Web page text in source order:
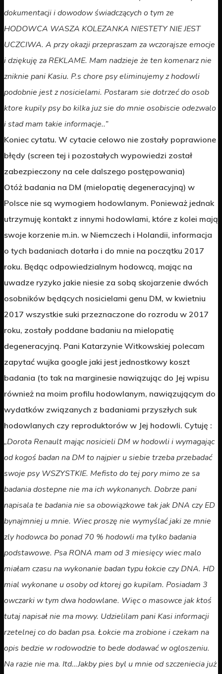
dokumentacji i dowodow świadczących o tym ze
HODOWCA WASZA KOLEZANKA NIESTETY NIE JEST
UCZCIWA. A przy okazji przepraszam za wczorajsze emocje
i dziękuję za REKLAME. Mam nadzieje że ten komenarz nie
zniknie pani Kasiu. P.s chore psy eliminujemy z hodowli
podobnie jest z nosicielami. Postaram sie dotrzeć do osob
ktore kupily psy bo kilka juz sie do mnie osobiscie odezwalo
i stad mam takie informacje..”
Koniec cytatu. W cytacie celowo nie zostały poprawione
błędy (screen tej i pozostałych wypowiedzi został
zabezpieczony na cele dalszego postępowania)
Otóż badania na DM (mielopatię degeneracyjną) w
Polsce nie są wymogiem hodowlanym. Ponieważ jednak
utrzymuję kontakt z innymi hodowlami, które z kolei mają
swoje korzenie m.in. w Niemczech i Holandii, informacja
o tych badaniach dotarła i do mnie na początku 2017
roku. Będąc odpowiedzialnym hodowcą, mając na
uwadze ryzyko jakie niesie za sobą skojarzenie dwóch
osobników będących nosicielami genu DM, w kwietniu
2017 wszystkie suki przeznaczone do rozrodu w 2017
roku, zostały poddane badaniu na mielopatię
degeneracyjną. Pani Katarzynie Witkowskiej polecam
zapytać wujka google jaki jest jednostkowy koszt
badania (to tak na marginesie nawiązując do Jej wpisu
również na moim profilu hodowlanym, nawiązującym do
wydatków związanych z badaniami przyszłych suk
hodowlanych czy reproduktorów w Jej hodowli. Cytuję :
„Dorota Renault mając nosicieli DM w hodowli i wymagając
od kogoś badan na DM to najpier u siebie trzeba przebadać
swoje psy WSZYSTKIE. Mefisto do tej pory mimo ze sa
badania dostepne nie ma ich wykonanych. Dobrze pani
napisala te badania nie sa obowiązkowe tak jak DNA czy ED
bynajmniej u mnie. Wiec proszę nie wymyślać jaki ze mnie
zly hodowca bo ponad 70 % hodowli ma tylko badania
podstawowe. Psa RONA mam od 3 miesięcy wiec malo
miałam czasu na wykonanie badan typu łokcie czy DNA. HD
mial wykonane u osoby od ktorej go kupilam. Posiadam 3
owczarki w tym dwa hodowlane. Więc o masowce jak ktoś
tutaj napisał nie ma mowy. Udzielilam pani Kasi informacji
rzetelnej co do badan psa. Łokcie ma zrobione i czekam na
opis bedzie w rodowodzie to bede dodawać w ogloszeniu.
Na razie nie ma. Itd…Jakby pies byl u mnie od szczeniecia już